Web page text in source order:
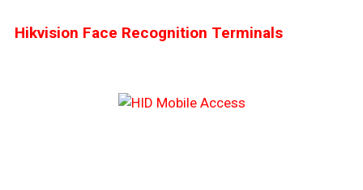
Hikvision Face Recognition Terminals